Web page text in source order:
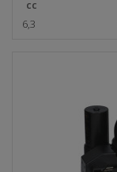
cc
6,3